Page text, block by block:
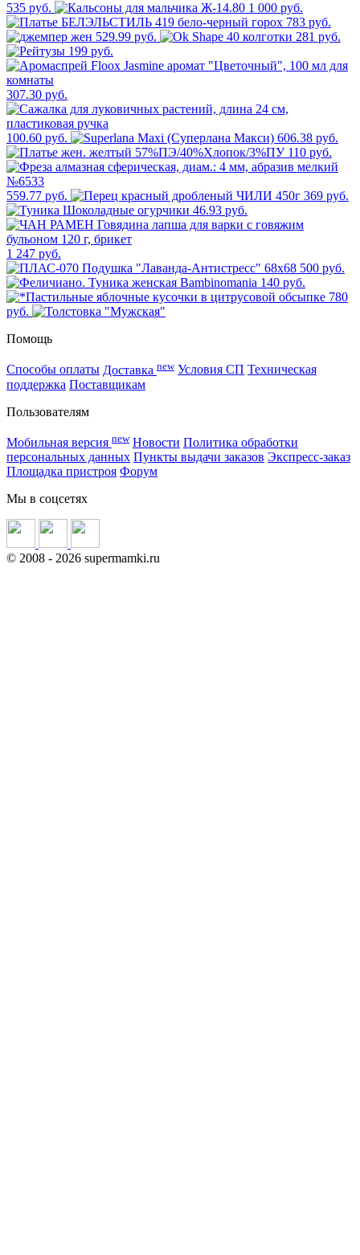
535 руб.
1 000 руб.
783 руб.
529.99 руб.
281 руб.
199 руб.
307.30 руб.
100.60 руб.
606.38 руб.
110 руб.
559.77 руб.
369 руб.
46.93 руб.
1 247 руб.
500 руб.
140 руб.
780
руб.
Помощь
Способы оплаты Доставка new Условия СП Техническая
поддержка Поставщикам
Пользователям
Мобильная версия new Новости Политика обработки
персональных данных Пункты выдачи заказов Экспресс-заказ
Площадка пристроя Форум
Мы в соцсетях
© 2008 - 2026 supermamki.ru